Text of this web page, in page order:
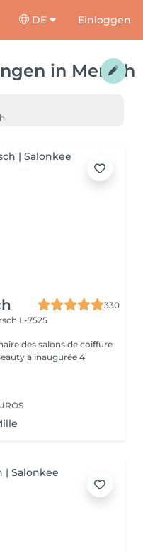
DE Einloggen
in Mersch
330
L-7525
des salons de coiffure
a inaugurée 4